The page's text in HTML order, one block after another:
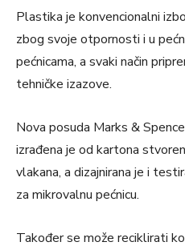
Plastika je konvencionalni
zbog svoje otpornosti i u
pećnicama, a svaki način
tehničke izazove.
Nova posuda Marks &
izrađena je od kartona
vlakana, a dizajnirana je i
za mikrovalnu pećnicu.
Također se može reciklirati